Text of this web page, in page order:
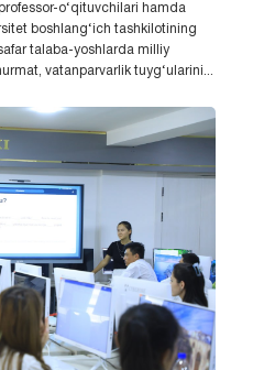
o‘qituvchilari hamda
boshlang‘ich tashkilotining
talaba-yoshlarda milliy
vatanparvarlik tuyg‘ularini...